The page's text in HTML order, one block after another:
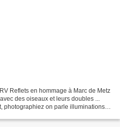
Reflets en hommage à Marc de Metz
des oiseaux et leurs doubles ...
photographiez on parle illuminations,